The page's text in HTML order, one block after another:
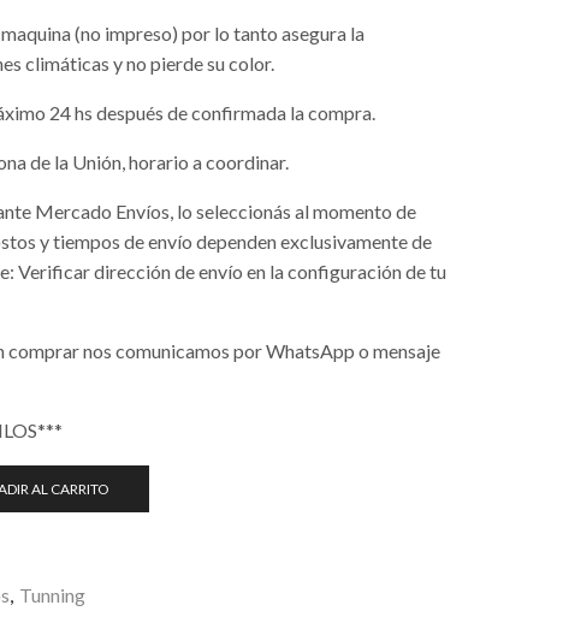
(no impreso) por lo tanto asegura la
climáticas y no pierde su color.
24 hs después de confirmada la compra.
de la Unión, horario a coordinar.
Mercado Envíos, lo seleccionás al momento de
y tiempos de envío dependen exclusivamente de
Verificar dirección de envío en la configuración de tu
nos comunicamos por WhatsApp o mensaje
AL CARRITO
, Tunning